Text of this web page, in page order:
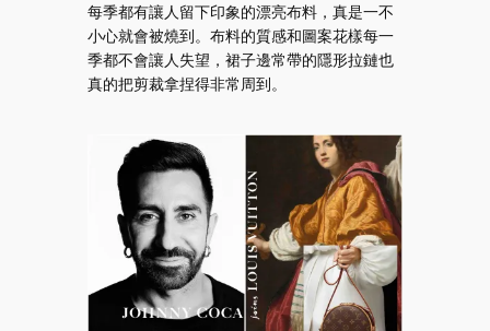
每季都有讓人留下印象的漂亮布料，真是一不
小心就會被燒到。布料的質感和圖案花樣每一
季都不會讓人失望，裙子邊常帶的隱形拉鏈也
真的把剪裁拿捏得非常周到。